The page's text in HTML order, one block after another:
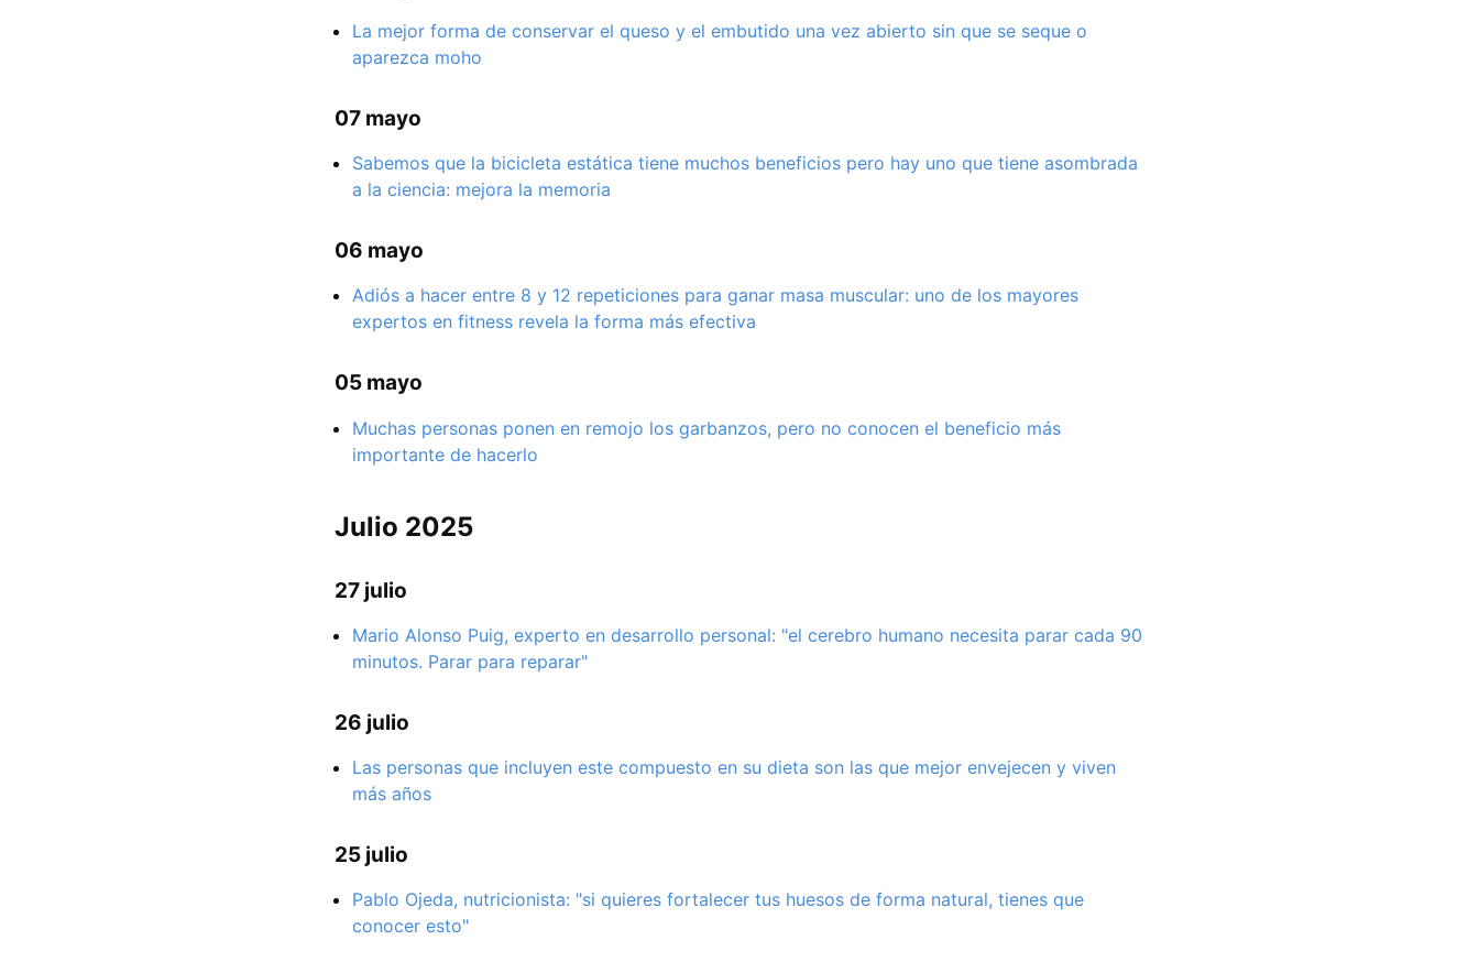
La mejor forma de conservar el queso y el embutido una vez abierto sin que se seque o
aparezca moho
07 mayo
Sabemos que la bicicleta estática tiene muchos beneficios pero hay uno que tiene asombrada
a la ciencia: mejora la memoria
06 mayo
Adiós a hacer entre 8 y 12 repeticiones para ganar masa muscular: uno de los mayores
expertos en fitness revela la forma más efectiva
05 mayo
Muchas personas ponen en remojo los garbanzos, pero no conocen el beneficio más
importante de hacerlo
Julio 2025
27 julio
Mario Alonso Puig, experto en desarrollo personal: "el cerebro humano necesita parar cada 90
minutos. Parar para reparar"
26 julio
Las personas que incluyen este compuesto en su dieta son las que mejor envejecen y viven
más años
25 julio
Pablo Ojeda, nutricionista: "si quieres fortalecer tus huesos de forma natural, tienes que
conocer esto"